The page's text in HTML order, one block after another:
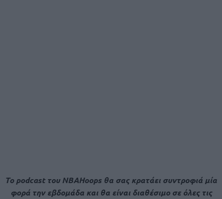
Το podcast του NBAHoops θα σας κρατάει συντροφιά μία
φορά την εβδομάδα και θα είναι διαθέσιμο σε όλες τις